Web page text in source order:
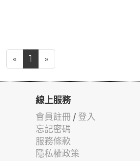
« 1 »
線上服務
會員註冊 / 登入
忘記密碼
服務條款
隱私權政策